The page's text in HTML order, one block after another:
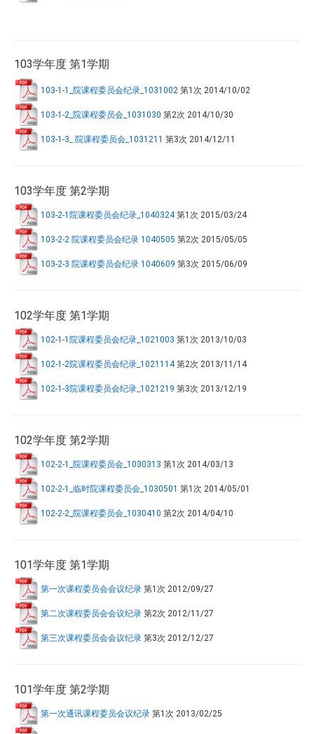
103学年度 第1学期
103-1-1_院课程委员会纪录_1031002 第1次 2014/10/02
103-1-2_院课程委员会_1031030 第2次 2014/10/30
103-1-3_ 院课程委员会_1031211 第3次 2014/12/11
103学年度 第2学期
103-2-1院课程委员会纪录_1040324第1次 2015/03/24
103-2-2 院课程委员会纪录 1040505 第2次 2015/05/05
103-2-3 院课程委员会纪录 1040609 第3次 2015/06/09
102学年度 第1学期
102-1-1院课程委员会纪录_1021003 第1次 2013/10/03
102-1-2院课程委员会纪录_1021114第2次 2013/11/14
102-1-3院课程委员会纪录_1021219 第3次 2013/12/19
102学年度 第2学期
102-2-1_院课程委员会_1030313 第1次 2014/03/13
102-2-1_临时院课程委员会_1030501 第1次 2014/05/01
102-2-2_院课程委员会_1030410 第2次 2014/04/10
101学年度 第1学期
第一次课程委员会会议纪录 第1次 2012/09/27
第二次课程委员会会议纪录 第2次 2012/11/27
第三次课程委员会会议纪录 第3次 2012/12/27
101学年度 第2学期
第一次通讯课程委员会议纪录 第1次 2013/02/25